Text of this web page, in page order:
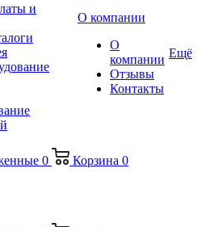
и
О компании
О
компании
Отзывы
Контакты
Ещё
0 Корзина 0